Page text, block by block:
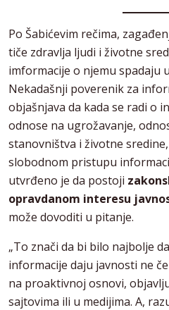
Po Šabićevim rečima,
tiče zdravlja ljudi i životne
imformacije o njemu spadaju
Nekadašnji poverenik za
objašnjava da kada se radi o
odnose na ugrožavanje,
stanovništva i životne
slobodnom pristupu
utvrđeno je da postoji
opravdanom interesu
može dovoditi u pitanje.
„To znači da bi bilo najbolje
informacije daju javnosti ne
na proaktivnoj osnovi,
sajtovima ili u medijima. A,